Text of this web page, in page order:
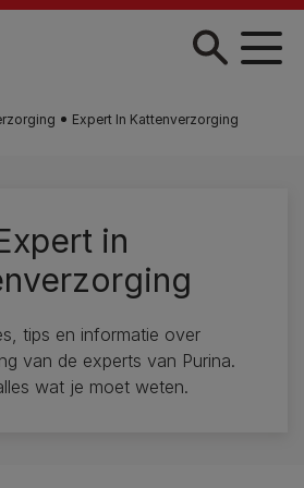
Expert In Kattenverzorging
in
tips en informatie over
van de experts van Purina.
wat je moet weten.